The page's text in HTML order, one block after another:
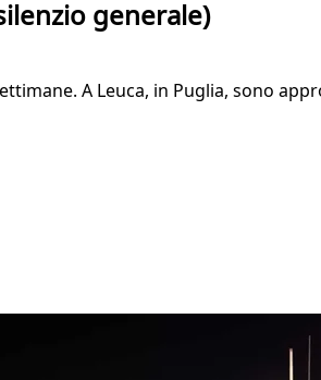
generale)
A Leuca, in Puglia, sono